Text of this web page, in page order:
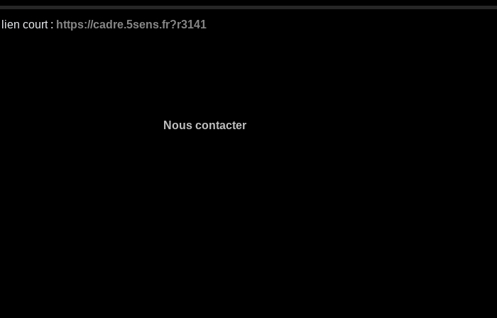
lien court : https://cadre.5sens.fr?r3141
Nous contacter